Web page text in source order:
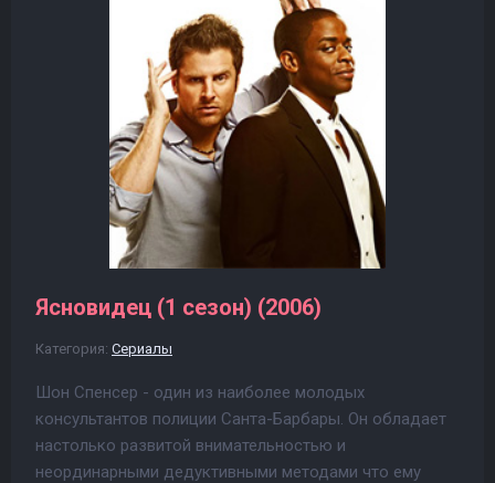
Ясновидец (1 сезон) (2006)
Категория: Сериалы
Шон Спенсер - один из наиболее молодых
консультантов полиции Санта-Барбары. Он обладает
настолько развитой внимательностью и
неординарными дедуктивными методами что ему